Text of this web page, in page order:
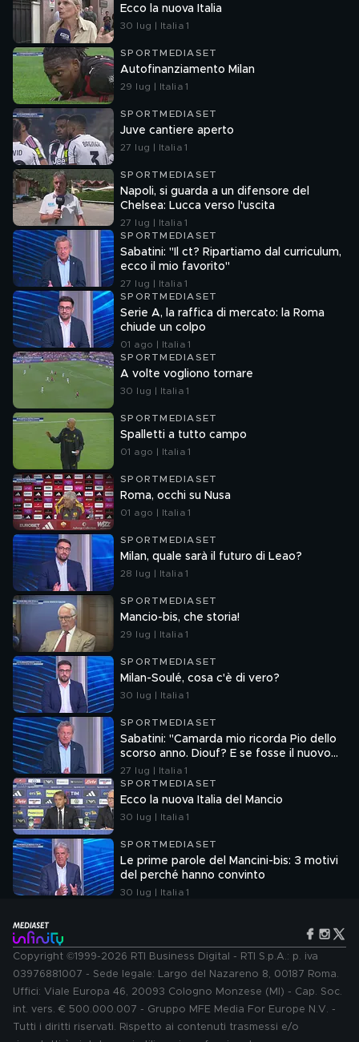
Ecco la nuova Italia
30 lug | Italia 1
SPORTMEDIASET
Autofinanziamento Milan
29 lug | Italia 1
SPORTMEDIASET
Juve cantiere aperto
27 lug | Italia 1
SPORTMEDIASET
Napoli, si guarda a un difensore del
Chelsea: Lucca verso l'uscita
27 lug | Italia 1
SPORTMEDIASET
Sabatini: "Il ct? Ripartiamo dal curriculum,
ecco il mio favorito"
27 lug | Italia 1
SPORTMEDIASET
Serie A, la raffica di mercato: la Roma
chiude un colpo
01 ago | Italia 1
SPORTMEDIASET
A volte vogliono tornare
30 lug | Italia 1
SPORTMEDIASET
Spalletti a tutto campo
01 ago | Italia 1
SPORTMEDIASET
Roma, occhi su Nusa
01 ago | Italia 1
SPORTMEDIASET
Milan, quale sarà il futuro di Leao?
28 lug | Italia 1
SPORTMEDIASET
Mancio-bis, che storia!
29 lug | Italia 1
SPORTMEDIASET
Milan-Soulé, cosa c'è di vero?
30 lug | Italia 1
SPORTMEDIASET
Sabatini: "Camarda mio ricorda Pio dello
scorso anno. Diouf? E se fosse il nuovo
Dumfries?"
27 lug | Italia 1
SPORTMEDIASET
Ecco la nuova Italia del Mancio
30 lug | Italia 1
SPORTMEDIASET
Le prime parole del Mancini-bis: 3 motivi
del perché hanno convinto
30 lug | Italia 1
Copyright ©1999-2026 RTI Business Digital - RTI S.p.A.: p. iva
03976881007 - Sede legale: Largo del Nazareno 8, 00187 Roma.
Uffici: Viale Europa 46, 20093 Cologno Monzese (MI) - Cap. Soc.
int. vers. € 500.000.007 - Gruppo MFE Media For Europe N.V. -
Tutti i diritti riservati. Rispetto ai contenuti trasmessi e/o